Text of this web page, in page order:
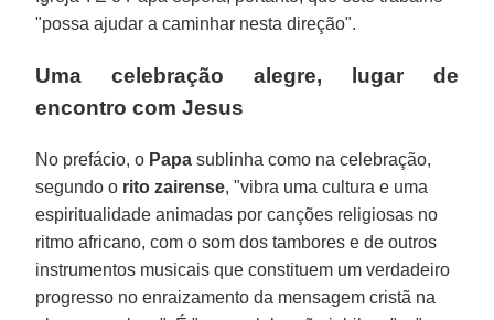
"possa ajudar a caminhar nesta direção".
Uma celebração alegre, lugar de
encontro com Jesus
No prefácio, o Papa sublinha como na celebração,
segundo o rito zairense, "vibra uma cultura e uma
espiritualidade animadas por canções religiosas no
ritmo africano, com o som dos tambores e de outros
instrumentos musicais que constituem um verdadeiro
progresso no enraizamento da mensagem cristã na